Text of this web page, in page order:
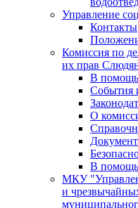
Управление
Контакты
Комиссия по
их прав
В помощь
События
О
В помощь
МКУ
и